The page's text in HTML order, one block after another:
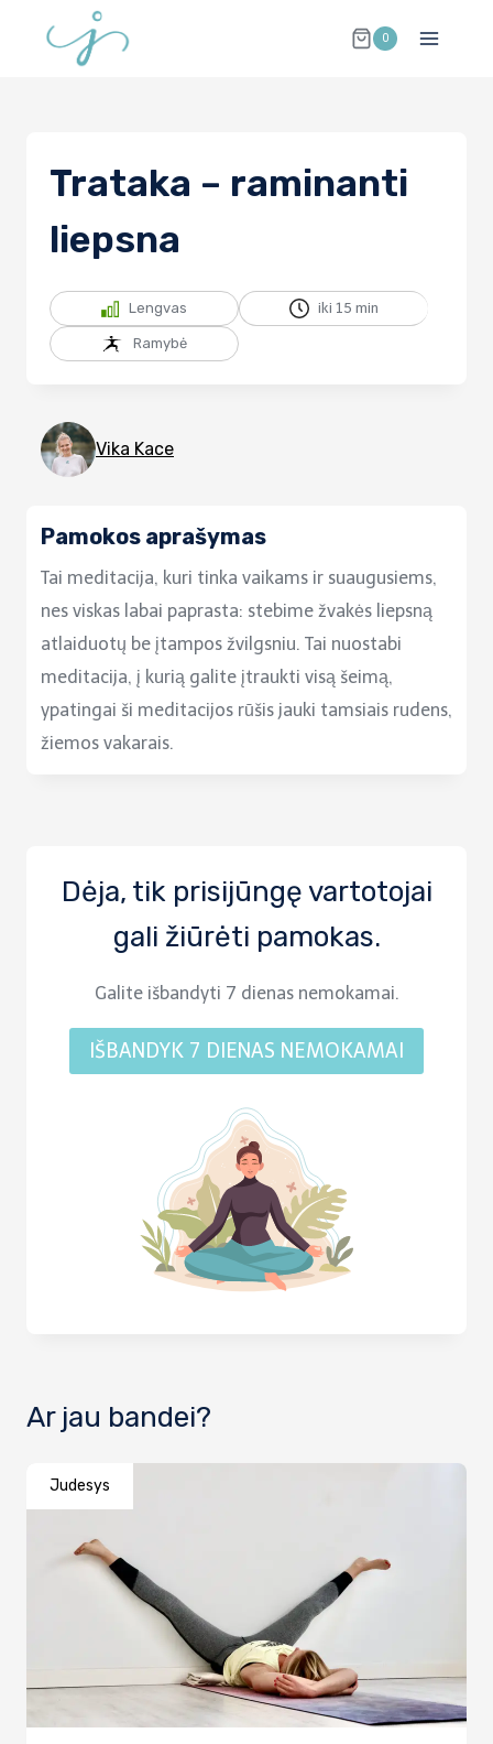
0
Trataka – raminanti
liepsna
Lengvas iki 15 min
Ramybė
Dėja, tik prisijūngę vartotojai
gali žiūrėti pamokas.
Galite išbandyti 7 dienas nemokamai.
IŠBANDYK 7 DIENAS NEMOKAMAI
Vika Kace
Pamokos aprašymas
Tai meditacija, kuri tinka vaikams ir suaugusiems,
nes viskas labai paprasta: stebime žvakės liepsną
atlaiduotų be įtampos žvilgsniu. Tai nuostabi
meditacija, į kurią galite įtraukti visą šeimą,
ypatingai ši meditacijos rūšis jauki tamsiais rudens,
žiemos vakarais.
Ar jau bandei?
Judesys